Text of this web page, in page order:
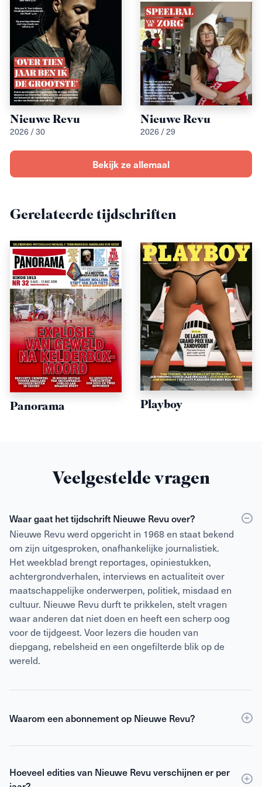
Nieuwe Revu
2026 / 30
Nieuwe Revu
2026 / 29
Bekijk ze allemaal
Gerelateerde tijdschriften
Panorama Playboy
Veelgestelde vragen
Waar gaat het tijdschrift Nieuwe Revu over?
Nieuwe Revu werd opgericht in 1968 en staat bekend
om zijn uitgesproken, onafhankelijke journalistiek.
Het weekblad brengt reportages, opiniestukken,
achtergrondverhalen, interviews en actualiteit over
maatschappelijke onderwerpen, politiek, misdaad en
cultuur. Nieuwe Revu durft te prikkelen, stelt vragen
waar anderen dat niet doen en heeft een scherp oog
voor de tijdgeest. Voor lezers die houden van
diepgang, rebelsheid en een ongefilterde blik op de
wereld.
Waarom een abonnement op Nieuwe Revu?
Eenabonnementop Nieuwe Revu is voordeliger dan
scherpe journalistiek en digitale edities. Je ontvangt
Hoeveel edities van Nieuwe Revu verschijnen er per